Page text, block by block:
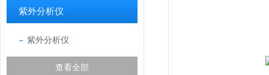
紫外分析仪
紫外分析仪
查看全部